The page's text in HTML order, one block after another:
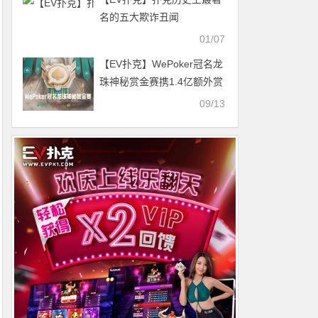
位
名的五大欺诈丑闻
01/07
【EV扑克】WePoker冠名龙
珠神秘赏金赛携1.4亿额外赏
09/13